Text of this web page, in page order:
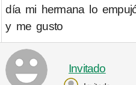
día mi hermana lo
y me gusto
Invitado